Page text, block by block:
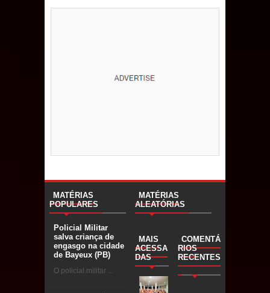
MATÉRIAS
POPULARES
Policial Militar
salva criança de
engasgo na cidade
de Bayeux (PB)
O policial militar ...
MATÉRIAS
ALEATÓRIAS
MAIS
ACESSA
DAS
COMENTÁ
RIOS
RECENTES